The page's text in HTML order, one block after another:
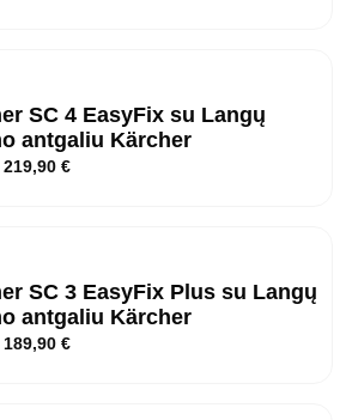
SC 4 EasyFix su Langų
antgaliu Kärcher
219,90 €
SC 3 EasyFix Plus su Langų
antgaliu Kärcher
189,90 €